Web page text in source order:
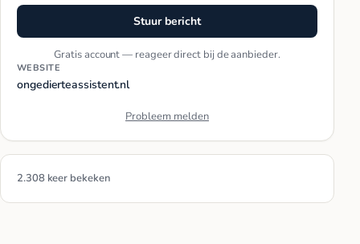
Stuur bericht
Gratis account — reageer direct bij de aanbieder.
WEBSITE
ongedierteassistent.nl
Probleem melden
2.308 keer bekeken